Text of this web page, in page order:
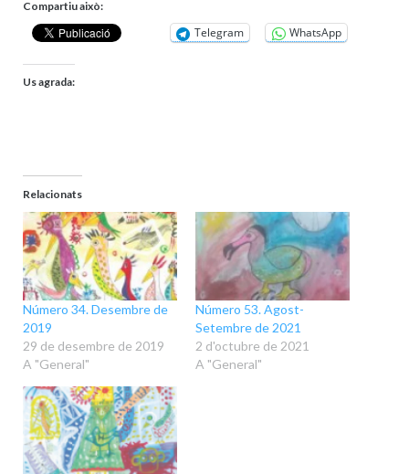
Compartiu això:
Telegram WhatsApp
Us agrada:
Relacionats
Número 34. Desembre de
2019
29 de desembre de 2019
A "General"
Número 53. Agost-
Setembre de 2021
2 d'octubre de 2021
A "General"